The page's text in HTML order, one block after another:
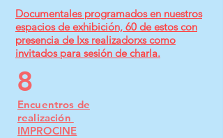
Documentales programados en nuestros
espacios de exhibición, 60 de estos con
presencia de lxs realizadorxs como
invitados para sesión de charla.
8
Encuentros de
realización
IMPROCINE